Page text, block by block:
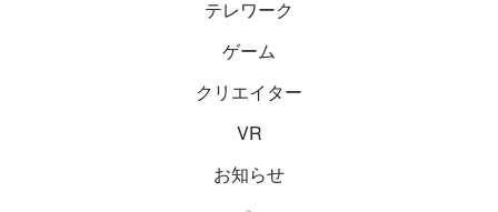
テレワーク
ゲーム
クリエイター
VR
お知らせ